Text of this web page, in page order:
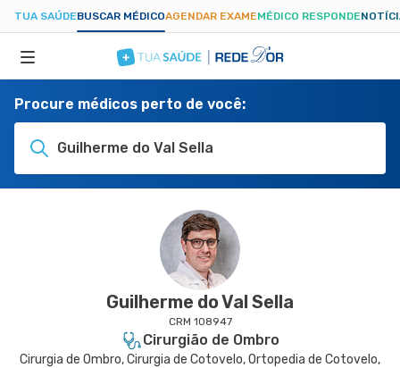
TUA SAÚDEBUSCAR MÉDICOAGENDAR EXAMEMÉDICO RESPONDE
ESPECIALIDADES
Procure médicos perto de você:
Guilherme do Val Sella
Guilherme do Val Sella
CRM 108947
Cirurgião de Ombro
Cirurgia de Ombro, Cirurgia de Cotovelo, Ortopedia de Cotovelo,